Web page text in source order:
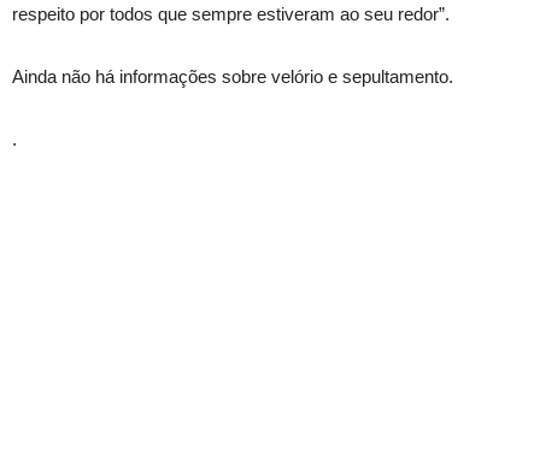
respeito por todos que sempre estiveram ao seu redor”.
Ainda não há informações sobre velório e sepultamento.
.